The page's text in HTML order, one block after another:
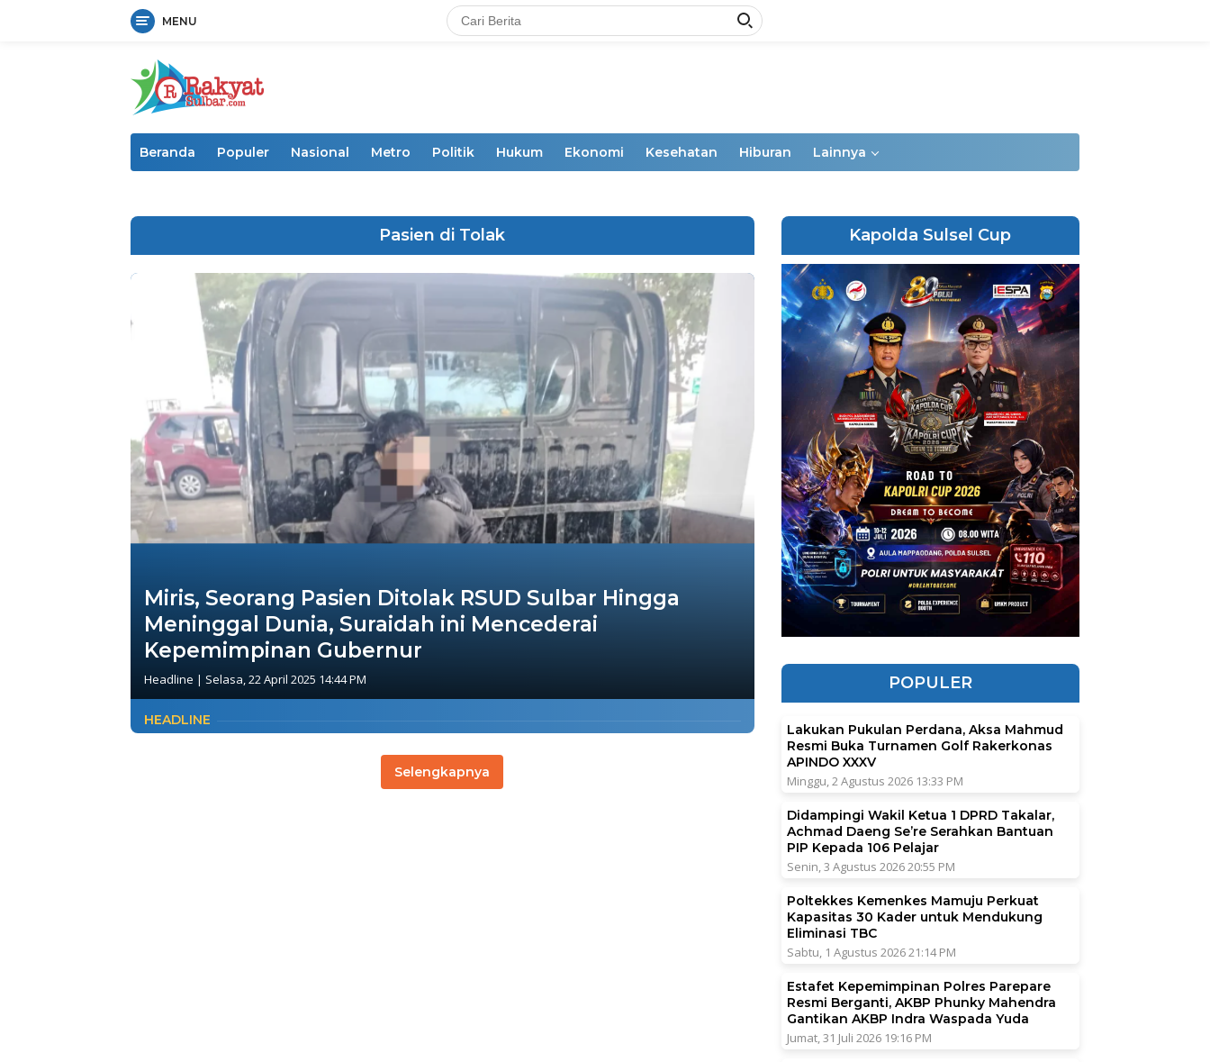
MENU
Beranda Populer Nasional Metro Politik Hukum Ekonomi Kesehatan Hiburan Lainnya
Pasien di Tolak
Miris, Seorang Pasien Ditolak RSUD Sulbar Hingga
Meninggal Dunia, Suraidah ini Mencederai
Kepemimpinan Gubernur
Headline | Selasa, 22 April 2025 14:44 PM
HEADLINE
Selengkapnya
Kapolda Sulsel Cup
POPULER
Lakukan Pukulan Perdana, Aksa Mahmud
Resmi Buka Turnamen Golf Rakerkonas
APINDO XXXV
Minggu, 2 Agustus 2026 13:33 PM
Didampingi Wakil Ketua 1 DPRD Takalar,
Achmad Daeng Se’re Serahkan Bantuan
PIP Kepada 106 Pelajar
Senin, 3 Agustus 2026 20:55 PM
Poltekkes Kemenkes Mamuju Perkuat
Kapasitas 30 Kader untuk Mendukung
Eliminasi TBC
Sabtu, 1 Agustus 2026 21:14 PM
Estafet Kepemimpinan Polres Parepare
Resmi Berganti, AKBP Phunky Mahendra
Gantikan AKBP Indra Waspada Yuda
Jumat, 31 Juli 2026 19:16 PM